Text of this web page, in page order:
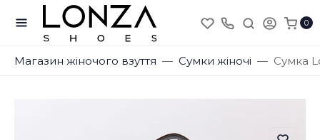
0
Магазин жіночого взуття Сумки жіночі Сумка